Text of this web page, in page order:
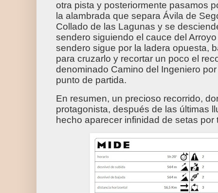
otra pista y posteriormente pasamos
la alambrada que separa Ávila de
Collado de las Lagunas y se
sendero siguiendo el cauce del
sendero sigue por la ladera opuesta,
para cruzarlo y recortar un poco el
denominado Camino del Ingeniero
punto de partida.
En resumen, un precioso recorrido,
protagonista, después de las últimas
hecho aparecer infinidad de setas por